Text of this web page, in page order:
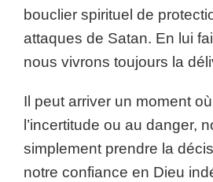
bouclier spirituel de
attaques de Satan. En lui
nous vivrons toujours la
Il peut arriver un moment
l’incertitude ou au danger,
simplement prendre la
notre confiance en Dieu